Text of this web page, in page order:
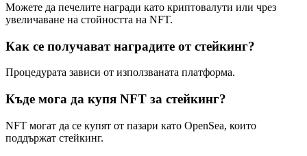
Можете да печелите награди като криптовалути или чрез
увеличаване на стойността на NFT.
Как се получават наградите от стейкинг?
Процедурата зависи от използваната платформа.
Къде мога да купя NFT за стейкинг?
NFT могат да се купят от пазари като OpenSea, които
поддържат стейкинг.